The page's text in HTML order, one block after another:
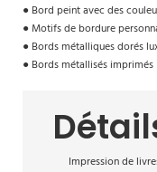
● Bord peint avec des
● Motifs de bordure
● Bords métalliques dorés
● Bords métallisés imprimés
Impression de